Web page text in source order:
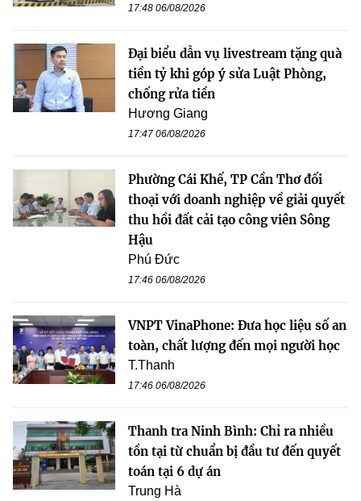
17:48 06/08/2026
Đại biểu dẫn vụ livestream tặng quà
tiền tỷ khi góp ý sửa Luật Phòng,
chống rửa tiền
Hương Giang
17:47 06/08/2026
Phường Cái Khế, TP Cần Thơ đối
thoại với doanh nghiệp về giải quyết
thu hồi đất cải tạo công viên Sông
Hậu
Phú Đức
17:46 06/08/2026
VNPT VinaPhone: Đưa học liệu số an
toàn, chất lượng đến mọi người học
T.Thanh
17:46 06/08/2026
Thanh tra Ninh Bình: Chỉ ra nhiều
tồn tại từ chuẩn bị đầu tư đến quyết
toán tại 6 dự án
Trung Hà